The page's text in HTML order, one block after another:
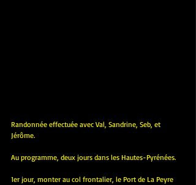
Randonnée effectuée avec Val, Sandrine, Seb, et
Jérôme.
Au programme, deux jours dans les Hautes-Pyrénées.
1er jour, monter au col frontalier, le Port de La Peyre